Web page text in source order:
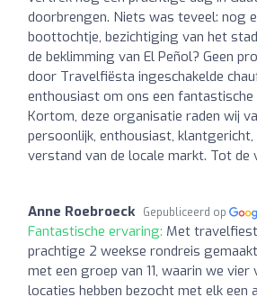
doorbrengen. Niets was teveel: nog
boottochtje, bezichtiging van het
de beklimming van El Peñol? Geen
door Travelfiësta ingeschakelde
enthousiast om ons een
Kortom, deze organisatie raden wij
persoonlijk, enthousiast, klantgericht,
verstand van de locale markt. Tot de
Anne Roebroeck Gepubliceerd op
Fantastische ervaring: Met
prachtige 2 weekse rondreis
met een groep van 11, waarin we vier
locaties hebben bezocht met elk een